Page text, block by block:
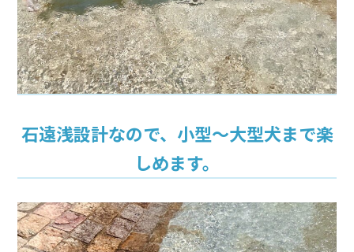
石遠浅設計なので、小型～大型犬まで楽
しめます。